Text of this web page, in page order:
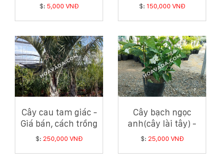
$: 5,000 VNĐ
bán cây bàng Đài
$: 150,000 VNĐ
Cây cau tam giác -
Giá bán, cách trồng
và chăm sóc cây
$: 250,000 VNĐ
Cây bạch ngọc
anh(cây lài tây) -
Giá bán, cách trồng
bạch ngọc anh
$: 25,000 VNĐ